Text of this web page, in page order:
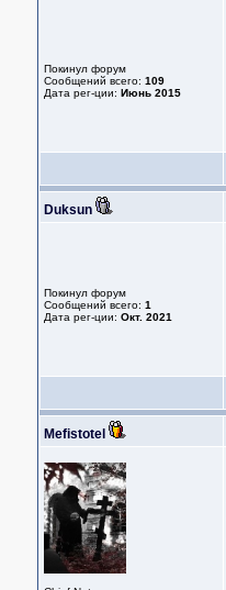
Покинул форум
Сообщений всего: 109
Дата рег-ции: Июнь 2015
Duksun
Покинул форум
Сообщений всего: 1
Дата рег-ции: Окт. 2021
Mefistotel